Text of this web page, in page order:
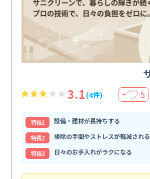
3.1 (4件) ＋ 5
特⻑1
設備・建材が長持ちする
特⻑2
掃除の手間やストレスが軽減される
特⻑3
日々のお手入れがラクになる